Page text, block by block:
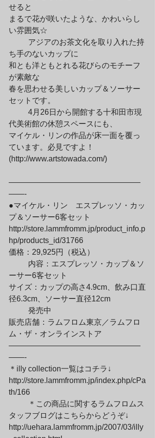
せると
まるで花が咲いたような、かわいらし
い雰囲気☆
ち手のないカップに
和とも洋ともとれる花びらのモチーフ
が素敵な
春を思わせる美しいカップ＆ソーサー
セットです。
代美術館の休憩スペースにも、
マイケル・リンの作品が床一面を覆っ
ています。必見ですよ！
(http://www.artstowada.com/)
—————————————————
——-
●マイケル・リン　エスプレッソ・カッ
プ＆ソーサー6客セット
http://store.lammfromm.jp/product_info.p
hp/products_id/31766
価格：29,925円（税込）
ーサー6客セット
サイズ：カップの高さ4.9cm、飲み口直
径6.3cm、ソーサー直径12cm
販売店舗：ラムフロム東京／ラムフロ
ム・ザ・オンラインストア
—————————————————
——-
＊illy collection一覧はコチラ↓
http://store.lammfromm.jp/index.php/cPa
th/166
タッフブログはこちらからどうぞ↓
http://uehara.lammfromm.jp/2007/03/illy